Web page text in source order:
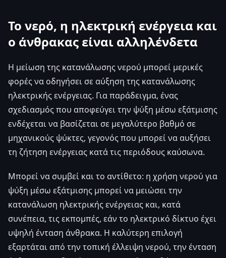
Το νερό, η ηλεκτρική ενέργεια και
ο άνθρακας είναι αλληλένδετα
Η μείωση της κατανάλωσης νερού μπορεί μερικές
φορές να οδηγήσει σε αύξηση της κατανάλωσης
ηλεκτρικής ενέργειας. Για παράδειγμα, ένας
σχεδιασμός που αποφεύγει την ψύξη μέσω εξάτμισης
ενδέχεται να βασίζεται σε μεγαλύτερο βαθμό σε
μηχανικούς ψύκτες, γεγονός που μπορεί να αυξήσει
τη ζήτηση ενέργειας κατά τις περιόδους καύσωνα.
Μπορεί να συμβεί και το αντίθετο: η χρήση νερού για
ψύξη μέσω εξάτμισης μπορεί να μειώσει την
κατανάλωση ηλεκτρικής ενέργειας και, κατά
συνέπεια, τις εκπομπές, εάν το ηλεκτρικό δίκτυο έχει
υψηλή ένταση άνθρακα. Η καλύτερη επιλογή
εξαρτάται από την τοπική έλλειψη νερού, την ένταση